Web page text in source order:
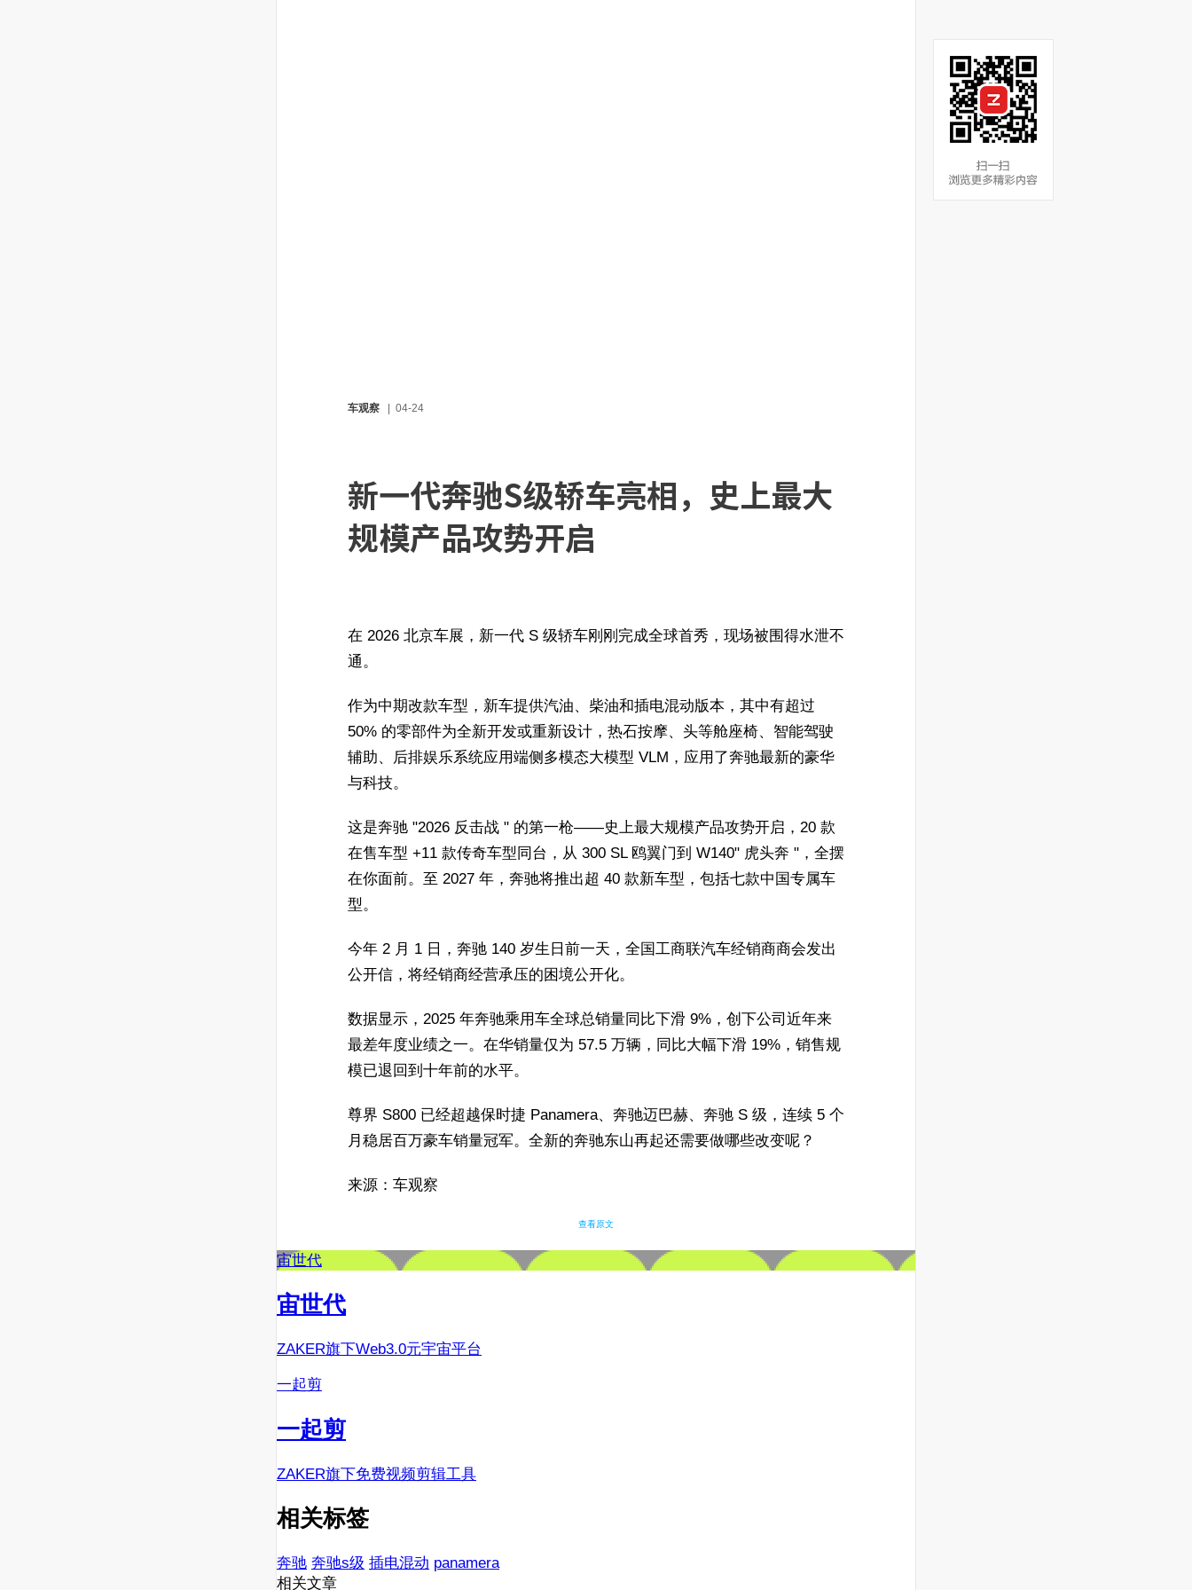
车观察 04-24
新一代奔驰S级轿车亮相，史上最大
规模产品攻势开启
在 2026 北京车展，新一代 S 级轿车刚刚完成全球首秀，现场被围得水泄不
通。
作为中期改款车型，新车提供汽油、柴油和插电混动版本，其中有超过
50% 的零部件为全新开发或重新设计，热石按摩、头等舱座椅、智能驾驶
辅助、后排娱乐系统应用端侧多模态大模型 VLM，应用了奔驰最新的豪华
与科技。
这是奔驰 "2026 反击战 " 的第一枪——史上最大规模产品攻势开启，20 款
在售车型 +11 款传奇车型同台，从 300 SL 鸥翼门到 W140" 虎头奔 "，全摆
在你面前。至 2027 年，奔驰将推出超 40 款新车型，包括七款中国专属车
型。
今年 2 月 1 日，奔驰 140 岁生日前一天，全国工商联汽车经销商商会发出
公开信，将经销商经营承压的困境公开化。
数据显示，2025 年奔驰乘用车全球总销量同比下滑 9%，创下公司近年来
最差年度业绩之一。在华销量仅为 57.5 万辆，同比大幅下滑 19%，销售规
模已退回到十年前的水平。
尊界 S800 已经超越保时捷 Panamera、奔驰迈巴赫、奔驰 S 级，连续 5 个
月稳居百万豪车销量冠军。全新的奔驰东山再起还需要做哪些改变呢？
来源：车观察
查看原文
宙世代
宙世代
ZAKER旗下Web3.0元宇宙平台
一起剪
一起剪
ZAKER旗下免费视频剪辑工具
相关标签
奔驰 奔驰s级 插电混动 panamera
相关文章